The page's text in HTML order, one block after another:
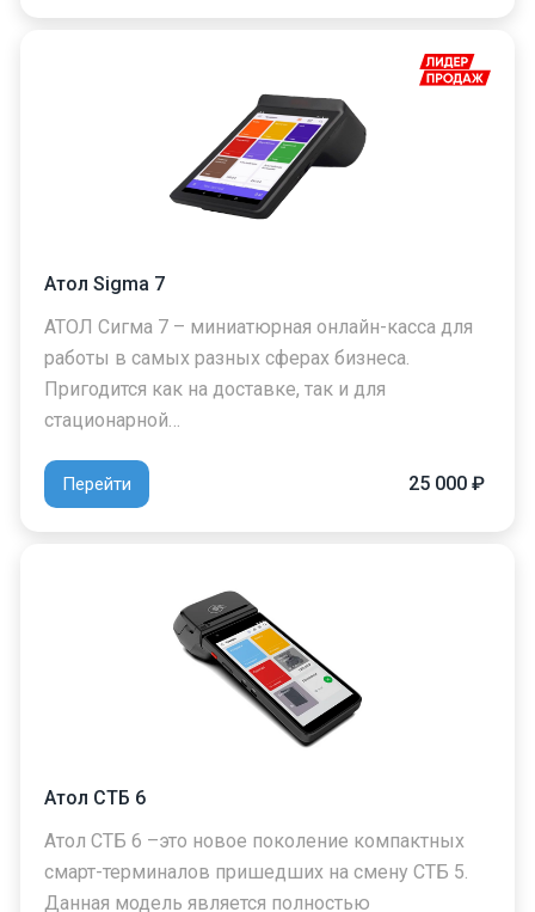
Атол Sigma 7
АТОЛ Сигма 7 – миниатюрная онлайн-касса для
работы в самых разных сферах бизнеса.
Пригодится как на доставке, так и для
стационарной…
Перейти 25 000 ₽
Атол СТБ 6
Атол СТБ 6 –это новое поколение компактных
смарт-терминалов пришедших на смену СТБ 5.
Данная модель является полностью